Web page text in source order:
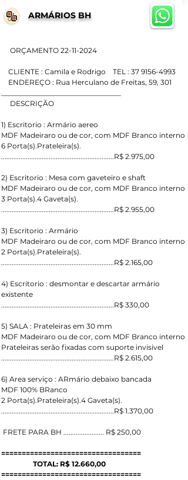
ARMÁRIOS BH
     ORÇAMENTO 22-11-2024
    CLIENTE : Camila e Rodrigo    TEL : 37 9156-4993
    ENDEREÇO : Rua Herculano de Freitas, 59, 301
     DESCRIÇÃO
1) Escritorio : Armário aereo
MDF Madeiraro ou de cor, com MDF Branco interno
6 Porta(s).Prateleira(s).
................................................................R$ 2.975,00
2) Escritorio : Mesa com gaveteiro e shaft
MDF Madeiraro ou de cor, com MDF Branco interno
3 Porta(s).4 Gaveta(s).
................................................................R$ 2.955,00
3) Escritorio : Armário
MDF Madeiraro ou de cor, com MDF Branco interno
2 Porta(s).Prateleira(s).
................................................................R$ 2.165,00
4) Escritorio : desmontar e descartar armário
existente
................................................................R$ 330,00
5) SALA : Prateleiras em 30 mm
MDF Madeiraro ou de cor, com MDF Branco interno
Prateleiras serão fixadas com suporte invisivel
................................................................R$ 2.615,00
6) Area serviço : ARmário debaixo bancada
MDF 100% BRanco
2 Porta(s).Prateleira(s).4 Gaveta(s).
................................................................R$ 1.370,00
FRETE PARA BH ....................... R$ 250,00
==================================
                  TOTAL: R$ 12.660,00
==================================